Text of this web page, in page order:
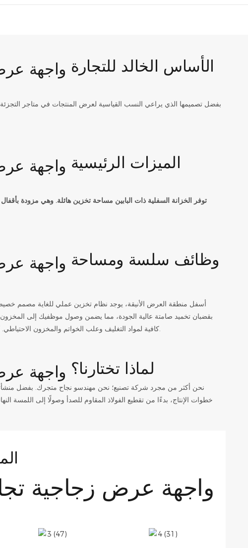
الأساس الخالد للتجارة
بفضل تصميمها الذي يراعي النسب القياسية لعرض المنتجات في متاجر
الميزات الرئيسية
توفر الخزانة السفلية ذات البابين مساحة تخزين هائلة. وهي مزودة
أسفل منطقة العرض الأنيقة، يوجد نظام تخزين عملي للغاية مصمم
بقضبان تخميد صامتة عالية الجودة، مما يضمن وصول موظفيك إلى المخزون
كافية لمواد التغليف وعلب الخواتم والمخزون الاحتياطي. كل ما يحتاجه فريق المبيعات لديك يبقى آمنًا ومنظمًا وبعيدًا تمامًا عن أنظار العملاء.
لماذا تختارنا؟
خطوات الإنتاج، بدءًا من تقطيع الفولاذ المقاوم للصدأ وصولًا إلى اللمسة